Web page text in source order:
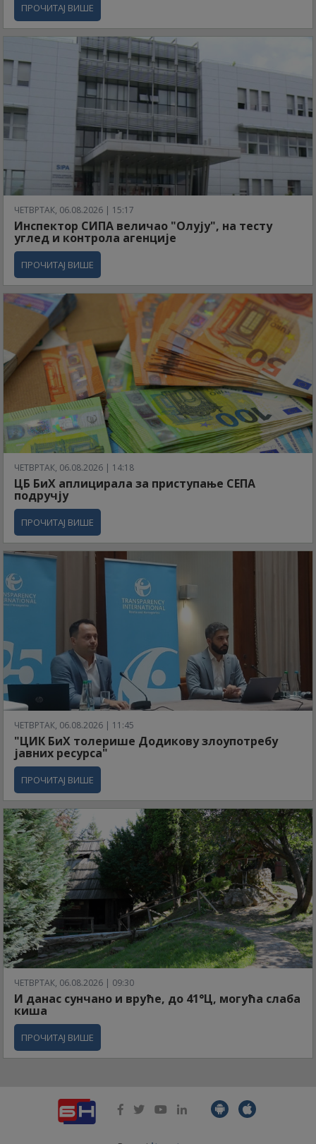
ПРОЧИТАЈ ВИШЕ
ЧЕТВРТАК, 06.08.2026 | 15:17
Инспектор СИПА величао "Олују", на тесту
углед и контрола агенције
ПРОЧИТАЈ ВИШЕ
ЧЕТВРТАК, 06.08.2026 | 14:18
ЦБ БиХ аплицирала за приступање СЕПА
подручју
ПРОЧИТАЈ ВИШЕ
ЧЕТВРТАК, 06.08.2026 | 11:45
"ЦИК БиХ толерише Додикову злоупотребу
јавних ресурса"
ПРОЧИТАЈ ВИШЕ
ЧЕТВРТАК, 06.08.2026 | 09:30
И данас сунчано и вруће, до 41°Ц, могућа слаба
киша
ПРОЧИТАЈ ВИШЕ